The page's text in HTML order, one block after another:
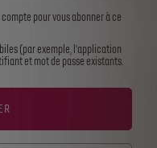
pour vous abonner à ce
(par exemple, l'application
et mot de passe existants.